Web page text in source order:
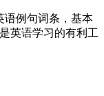
语例句词条，基本
英语学习的有利工